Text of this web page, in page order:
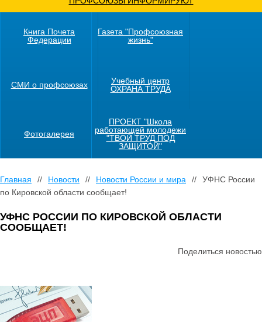
Книга Почета
Федерации
Газета "Профсоюзная
жизнь"
СМИ о профсоюзах
Учебный центр
ОХРАНА ТРУДА
Фотогалерея
ПРОЕКТ "Школа
работающей молодежи
"ТВОЙ ТРУД ПОД
ЗАЩИТОЙ"
Главная // Новости // Новости России и мира //
УФНС России
по Кировской области сообщает!
УФНС РОССИИ ПО КИРОВСКОЙ ОБЛАСТИ
СООБЩАЕТ!
Поделиться новостью